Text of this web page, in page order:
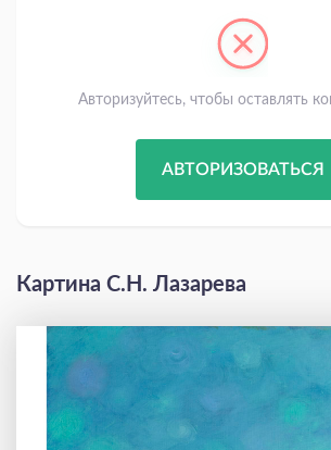
Авторизуйтесь, чтобы оставлять
АВТОРИЗОВАТЬСЯ
Картина С.Н. Лазарева